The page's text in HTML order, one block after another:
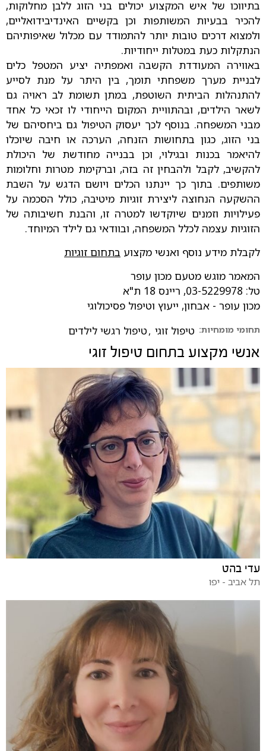
בתיווכו של איש המקצוע יכולים בני הזוג ללבן מחלוקות,
להכיר בבעיות המשותפות וכן בקשיים האינדיבידואליים,
ולמצוא דרכים טובות יותר להתמודד עם מכלול שאיפותיהם
הנתקלות כעת במטלות ייחודיות.
באווירה המעודדת הקשבה ואמפתיה יציע המטפל כלים
לבניית מערך משפחתי תומך, בין היתר על מנת לסייע
להתנהלות הביתית השוטפת, במתן תשומת לב ראויה גם
לשאר הילדים, ובהתוויית המקום הייחודי לו זכאי כל אחד
מבני המשפחה. בנוסף לכך יעסוק הטיפול גם ביחסיהם של
בני הזוג, כגון בתחושות הזנחה, הערכה או חיבה שיוכלו
להיאמר בכנות ובגילוי, וכן בבנייה מחודשת של היכולת
להקשיב, לקבל ולהבחין זה בזה, וברקימת מטרות וחלומות
משותפים. בתוך כך יינתנו הכלים ויושם הדגש על השבת
ההשקעה הנחוצה ליצירת זוגיות מיטיבה, כולל הסכמה על
פעילויות וזמנים שיוקדשו למטרה זו, והבנת חשיבותה של
הזוגיות עצמה לכלל המשפחה, ובוודאי גם לילד המיוחד.
לקבלת מידע נוסף ואנשי מקצוע בתחום זוגיות
המאמר מוגש מטעם מכון עופר
טל: 03-5229978, ריינס 18 ת"א
מכון עופר - אבחון, ייעוץ וטיפול פסיכולוגי
תחומי מומחיות: טיפול זוגי ,טיפול רגשי לילדים
אנשי מקצוע בתחום טיפול זוגי
עדי בהט
תל אביב - יפו